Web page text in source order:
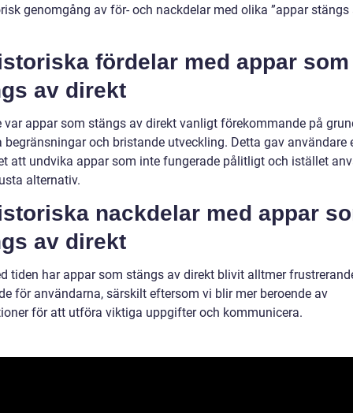
genomgång av för- och nackdelar med olika ”appar stängs
fördelar med appar som
av direkt
var appar som stängs av direkt vanligt förekommande på
begränsningar och bristande utveckling. Detta gav användare
att undvika appar som inte fungerade pålitligt och istället
alternativ.
nackdelar med appar
av direkt
tiden har appar som stängs av direkt blivit alltmer
för användarna, särskilt eftersom vi blir mer beroende av
för att utföra viktiga uppgifter och kommunicera.